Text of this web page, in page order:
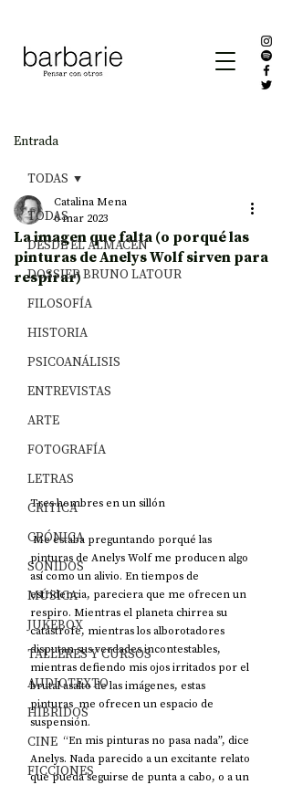
Entrada
TODAS
DESDE EL ALMACÉN
DOSSIER BRUNO LATOUR
FILOSOFÍA
HISTORIA
PSICOANÁLISIS
ENTREVISTAS
ARTE
FOTOGRAFÍA
LETRAS
CRÍTICA
CRÓNICA
SONIDOS
MÚSICA
JUKEBOX
TALLERES Y CURSOS
AUDIOTEXTO
HÍBRIDOS
CINE
FICCIONES
TODAS
La imagen que falta (o porqué las
pinturas de Anelys Wolf sirven para
respirar)
Catalina Mena
6 mar 2023
Tres hombres en un sillón
Me estaba preguntando porqué las
pinturas de Anelys Wolf me producen algo
así como un alivio. En tiempos de
estridencia, pareciera que me ofrecen un
respiro. Mientras el planeta chirrea su
catástrofe, mientras los alborotadores
disputan sus verdades incontestables,
mientras defiendo mis ojos irritados por el
brutal asalto de las imágenes, estas
pinturas  me ofrecen un espacio de
suspensión.
            “En mis pinturas no pasa nada”, dice
Anelys. Nada parecido a un excitante relato
que pueda seguirse de punta a cabo, o a un